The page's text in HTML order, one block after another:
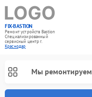
FIX-BASTION
Ремонт устройств Bastion
Специализированный
cервисный центр г.
Краснодар
Мы ремонтируем